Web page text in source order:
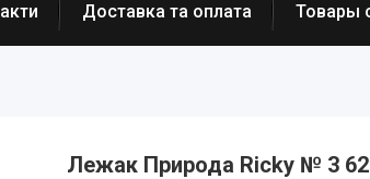
Доставка та оплата Товары
Лежак Природа Ricky № 3 62